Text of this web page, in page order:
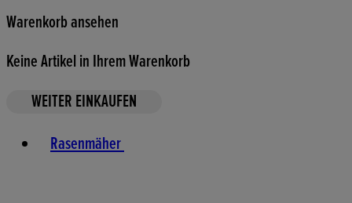
Warenkorb ansehen
Keine Artikel in Ihrem Warenkorb
WEITER EINKAUFEN
Rasenmäher